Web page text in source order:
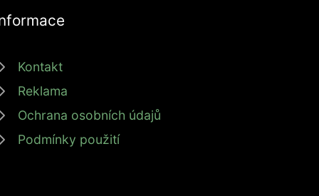
Kontakt
Reklama
Ochrana osobních údajů
Podmínky použití